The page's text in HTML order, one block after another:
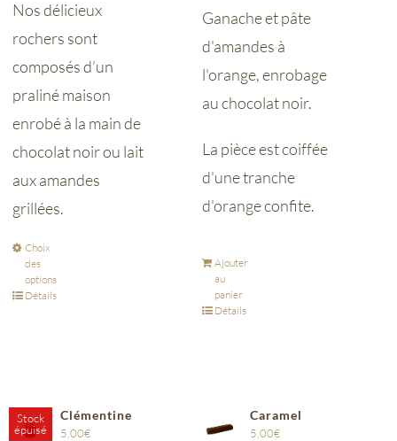
Nos délicieux
rochers sont
composés d’un
praliné maison
enrobé à la main de
chocolat noir ou lait
aux amandes
grillées.
Choix
des
options
Détails
Ganache et pâte
d'amandes à
l'orange, enrobage
au chocolat noir.
La pièce est coiffée
d'une tranche
d'orange confite.
Ajouter
au
panier
Détails
Stock
épuisé
Clémentine
5,00€
Caramel
5,00€